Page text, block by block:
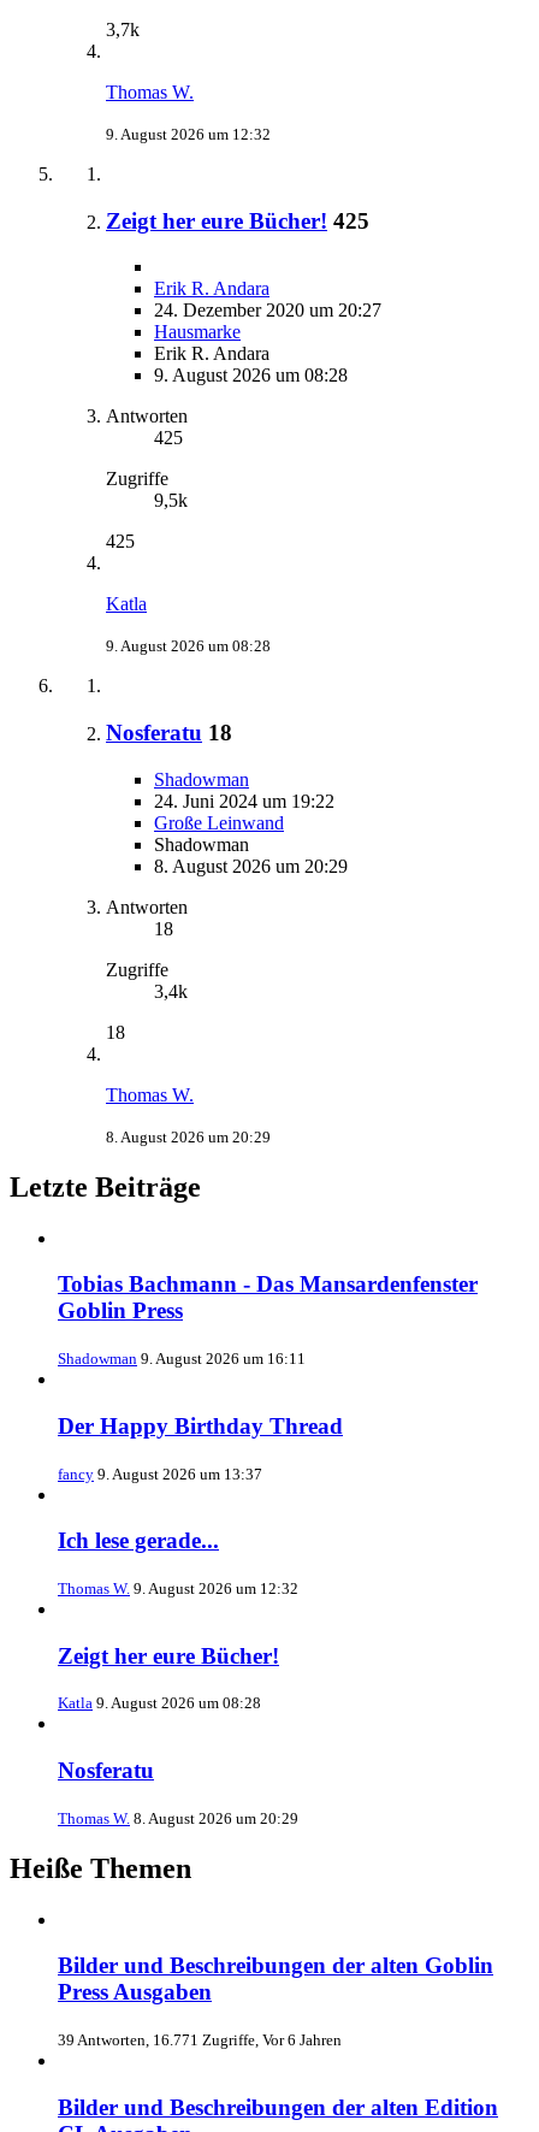
3,7k
Thomas W.
9. August 2026 um 12:32
Zeigt her eure Bücher! 425
Erik R. Andara
24. Dezember 2020 um 20:27
Hausmarke
Erik R. Andara
9. August 2026 um 08:28
Antworten
425
Zugriffe
9,5k
425
Katla
9. August 2026 um 08:28
Nosferatu 18
Shadowman
24. Juni 2024 um 19:22
Große Leinwand
Shadowman
8. August 2026 um 20:29
Antworten
18
Zugriffe
3,4k
18
Thomas W.
8. August 2026 um 20:29
Letzte Beiträge
Tobias Bachmann - Das Mansardenfenster
Goblin Press
Shadowman 9. August 2026 um 16:11
Der Happy Birthday Thread
fancy 9. August 2026 um 13:37
Ich lese gerade...
Thomas W. 9. August 2026 um 12:32
Zeigt her eure Bücher!
Katla 9. August 2026 um 08:28
Nosferatu
Thomas W. 8. August 2026 um 20:29
Heiße Themen
Bilder und Beschreibungen der alten Goblin
Press Ausgaben
39 Antworten, 16.771 Zugriffe, Vor 6 Jahren
Bilder und Beschreibungen der alten Edition